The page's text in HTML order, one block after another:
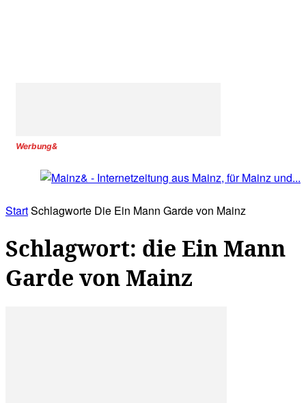
Werbung&
StartSchlagworte Die Ein Mann Garde von Mainz
Schlagwort: die Ein Mann
Garde von Mainz